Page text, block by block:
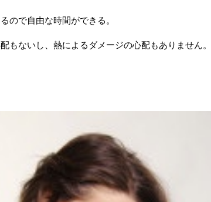
ので自由な時間ができる。
もないし、熱によるダメージの心配もありません。